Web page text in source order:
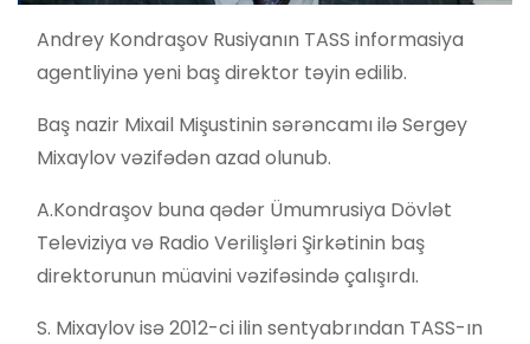
Andrey Kondraşov Rusiyanın TASS informasiya
agentliyinə yeni baş direktor təyin edilib.
Baş nazir Mixail Mişustinin sərəncamı ilə Sergey
Mixaylov vəzifədən azad olunub.
A.Kondraşov buna qədər Ümumrusiya Dövlət
Televiziya və Radio Verilişləri Şirkətinin baş
direktorunun müavini vəzifəsində çalışırdı.
S. Mixaylov isə 2012-ci ilin sentyabrından TASS-ın